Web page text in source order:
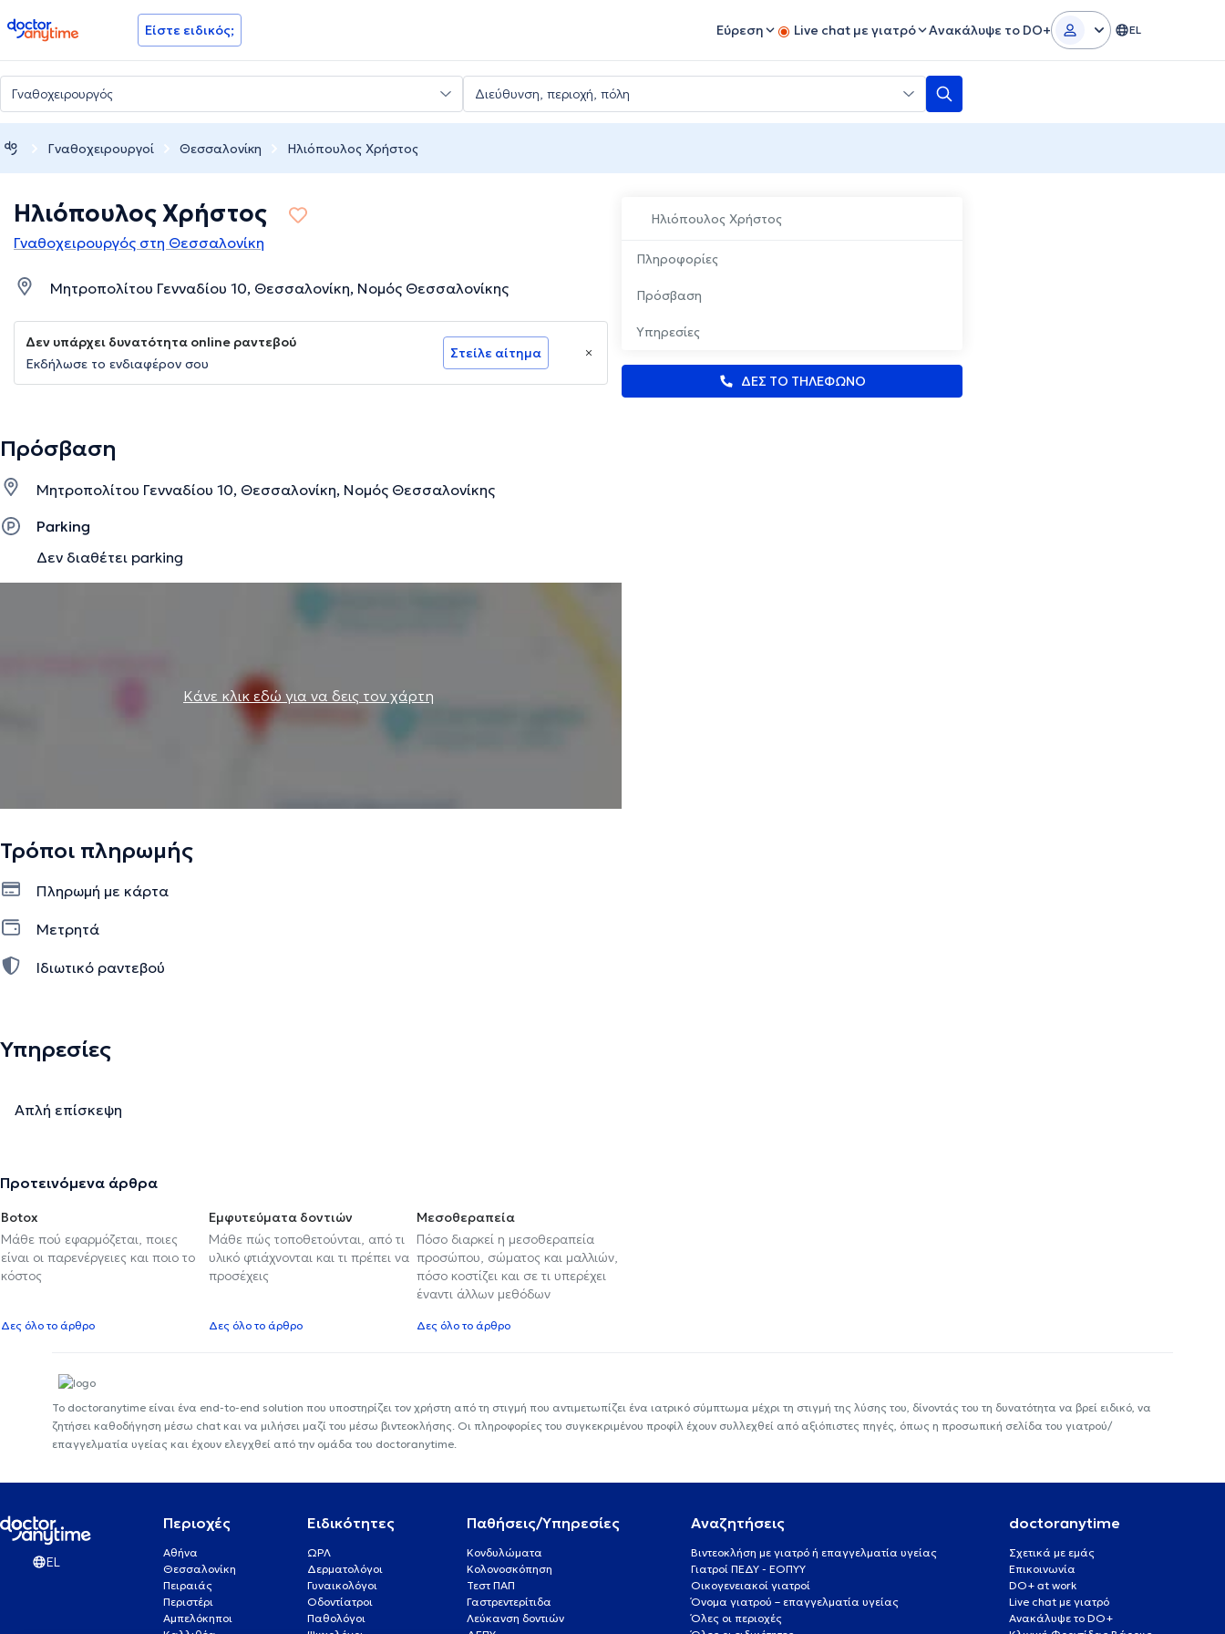
doctoranytime Είστε ειδικός; Εύρεση Live chat με γιατρό Ανακάλυψε το DO+ EL
Γναθοχειρουργοί Θεσσαλονίκη Ηλιόπουλος Χρήστος
Ηλιόπουλος Χρήστος
Πληροφορίες
Πρόσβαση
Υπηρεσίες
ΔΕΣ ΤΟ ΤΗΛΕΦΩΝΟ
Ηλιόπουλος Χρήστος
Γναθοχειρουργός στη Θεσσαλονίκη
Μητροπολίτου Γενναδίου 10, Θεσσαλονίκη, Νομός Θεσσαλονίκης
Δεν υπάρχει δυνατότητα online ραντεβού
Εκδήλωσε το ενδιαφέρον σου
Στείλε αίτημα
Πρόσβαση
Μητροπολίτου Γενναδίου 10, Θεσσαλονίκη, Νομός Θεσσαλονίκης
Parking
Δεν διαθέτει parking
Κάνε κλικ εδώ για να δεις τον χάρτη
Τρόποι πληρωμής
Πληρωμή με κάρτα
Μετρητά
Ιδιωτικό ραντεβού
Υπηρεσίες
Απλή επίσκεψη
Προτεινόμενα άρθρα
Botox
Μάθε πού εφαρμόζεται, ποιες
είναι οι παρενέργειες και ποιο το
κόστος
Δες όλο το άρθρο
Εμφυτεύματα δοντιών
Μάθε πώς τοποθετούνται, από τι
υλικό φτιάχνονται και τι πρέπει να
προσέχεις
Δες όλο το άρθρο
Μεσοθεραπεία
Πόσο διαρκεί η μεσοθεραπεία
προσώπου, σώματος και μαλλιών,
πόσο κοστίζει και σε τι υπερέχει
έναντι άλλων μεθόδων
Δες όλο το άρθρο
Το doctoranytime είναι ένα end-to-end solution που υποστηρίζει τον χρήστη από τη στιγμή που αντιμετωπίζει ένα ιατρικό σύμπτωμα μέχρι τη στιγμή της λύσης του, δίνοντάς του τη δυνατότητα να βρεί ειδικό, να
ζητήσει καθοδήγηση μέσω chat και να μιλήσει μαζί του μέσω βιντεοκλήσης. Οι πληροφορίες του συγκεκριμένου προφίλ έχουν συλλεχθεί από αξιόπιστες πηγές, όπως η προσωπική σελίδα του γιατρού/
επαγγελματία υγείας και έχουν ελεγχθεί από την ομάδα του doctoranytime.
EL
Περιοχές
Αθήνα
Θεσσαλονίκη
Πειραιάς
Περιστέρι
Αμπελόκηποι
Ειδικότητες
ΩΡΛ
Δερματολόγοι
Γυναικολόγοι
Οδοντίατροι
Παθολόγοι
Παθήσεις/Υπηρεσίες
Κονδυλώματα
Κολονοσκόπηση
Τεστ ΠΑΠ
Γαστρεντερίτιδα
Λεύκανση δοντιών
Αναζητήσεις
Βιντεοκλήση με γιατρό ή επαγγελματία υγείας
Γιατροί ΠΕΔΥ - ΕΟΠΥΥ
Οικογενειακοί γιατροί
Όνομα γιατρού – επαγγελματία υγείας
Όλες οι περιοχές
doctoranytime
Σχετικά με εμάς
Επικοινωνία
DO+ at work
Live chat με γιατρό
Ανακάλυψε το DO+